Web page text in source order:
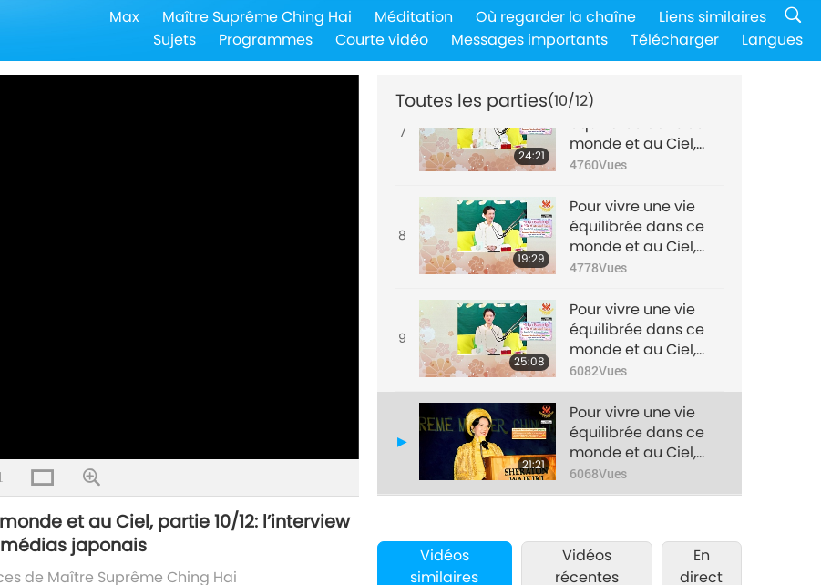
Max Maître Suprême Ching Hai Méditation Où regarder la chaîne
Liens similaires
Sujets
Programmes Courte vidéo Messages importants Télécharger Langues
et au Ciel, partie 10/12: l’interview
japonais
de Maître Suprême Ching Hai
Toutes les parties(10/12)
6
équilibrée dans ce
monde et au Ciel,
partie 6/12
4950Vues
7
24:21
Pour vivre une vie
équilibrée dans ce
monde et au Ciel,
partie 7/12:
4760Vues
8
19:29
Pour vivre une vie
équilibrée dans ce
monde et au Ciel,
partie 8/12:
4778Vues
9
25:08
Pour vivre une vie
équilibrée dans ce
monde et au Ciel,
partie 9/12:
questions-réponses
6082Vues
21:21
Pour vivre une vie
équilibrée dans ce
monde et au Ciel,
partie 10/12:
l’interview de Maître
japonais
6068Vues
11
monde et au Ciel,
partie 11/12:
4614Vues
Vidéos
similaires
Vidéos
récentes
En
direct